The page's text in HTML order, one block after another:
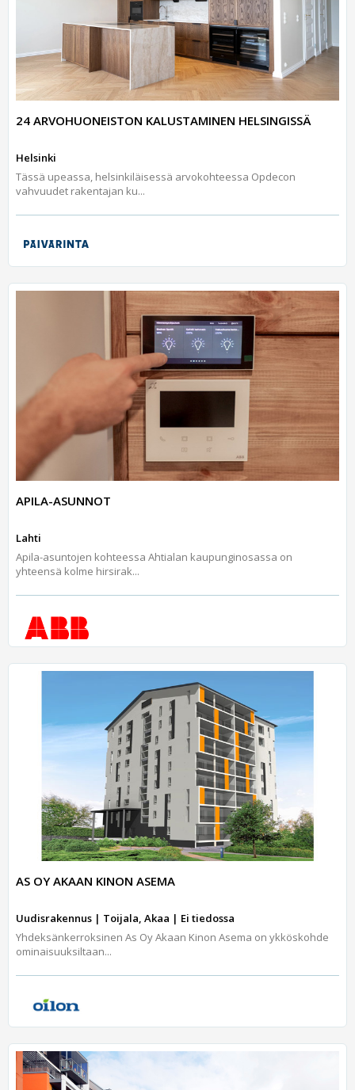
24 ARVOHUONEISTON KALUSTAMINEN HELSINGISSÄ
Helsinki
Tässä upeassa, helsinkiläisessä arvokohteessa Opdecon
vahvuudet rakentajan ku...
APILA-ASUNNOT
Lahti
Apila-asuntojen kohteessa Ahtialan kaupunginosassa on
yhteensä kolme hirsirak...
AS OY AKAAN KINON ASEMA
Uudisrakennus | Toijala, Akaa | Ei tiedossa
Yhdeksänkerroksinen As Oy Akaan Kinon Asema on ykköskohde
ominaisuuksiltaan...